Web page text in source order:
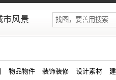
市风景
物品物件 装饰装修 设计素材